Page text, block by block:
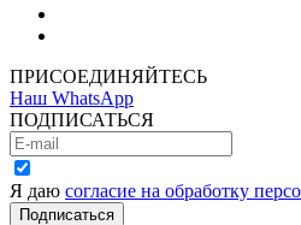
ПРИСОЕДИНЯЙТЕСЬ
Наш WhatsApp
ПОДПИСАТЬСЯ
Я даю согласие на обработку